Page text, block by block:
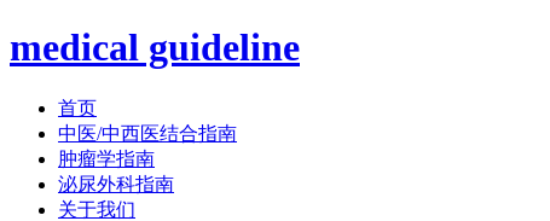
medical guideline
首页
中医/中西医结合指南
肿瘤学指南
泌尿外科指南
关于我们